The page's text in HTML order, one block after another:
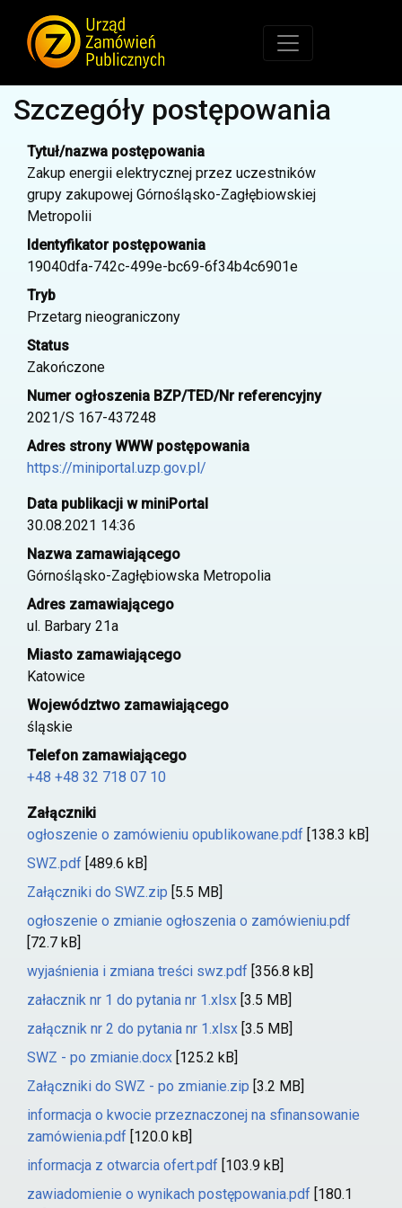
Szczegóły postępowania
Tytuł/nazwa postępowania
Zakup energii elektrycznej przez uczestników
grupy zakupowej Górnośląsko-Zagłębiowskiej
Metropolii
Identyfikator postępowania
19040dfa-742c-499e-bc69-6f34b4c6901e
Tryb
Przetarg nieograniczony
Status
Zakończone
Numer ogłoszenia BZP/TED/Nr referencyjny
2021/S 167-437248
Adres strony WWW postępowania
https://miniportal.uzp.gov.pl/
Data publikacji w miniPortal
30.08.2021 14:36
Nazwa zamawiającego
Górnośląsko-Zagłębiowska Metropolia
Adres zamawiającego
ul. Barbary 21a
Miasto zamawiającego
Katowice
Województwo zamawiającego
śląskie
Telefon zamawiającego
+48 +48 32 718 07 10
Załączniki
ogłoszenie o zamówieniu opublikowane.pdf [138.3 kB]
SWZ.pdf [489.6 kB]
Załączniki do SWZ.zip [5.5 MB]
ogłoszenie o zmianie ogłoszenia o zamówieniu.pdf
[72.7 kB]
wyjaśnienia i zmiana treści swz.pdf [356.8 kB]
załacznik nr 1 do pytania nr 1.xlsx [3.5 MB]
załącznik nr 2 do pytania nr 1.xlsx [3.5 MB]
SWZ - po zmianie.docx [125.2 kB]
Załączniki do SWZ - po zmianie.zip [3.2 MB]
informacja o kwocie przeznaczonej na sfinansowanie
zamówienia.pdf [120.0 kB]
informacja z otwarcia ofert.pdf [103.9 kB]
zawiadomienie o wynikach postępowania.pdf [180.1